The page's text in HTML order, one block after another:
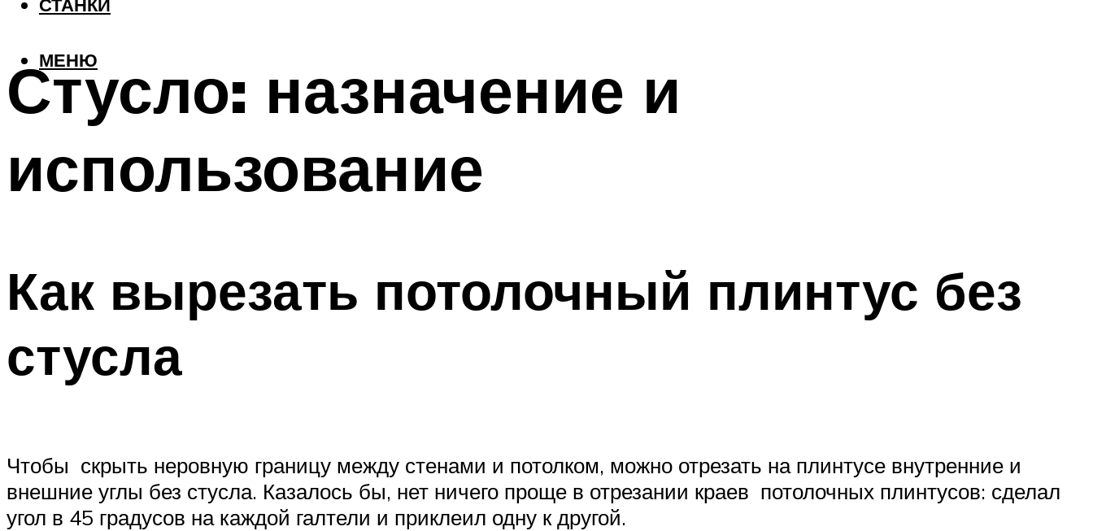
СТАНКИ
МЕНЮ
Стусло: назначение и
использование
Как вырезать потолочный плинтус без
стусла
Чтобы скрыть неровную границу между стенами и потолком, можно отрезать на плинтусе внутренние и
внешние углы без стусла. Казалось бы, нет ничего проще в отрезании краев потолочных плинтусов: сделал
угол в 45 градусов на каждой галтели и приклеил одну к другой.